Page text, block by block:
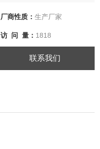
厂商性质： 生产厂家
访 问 量： 1818
联系我们